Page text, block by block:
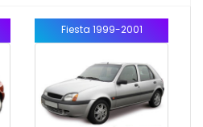
Fiesta 1999-2001